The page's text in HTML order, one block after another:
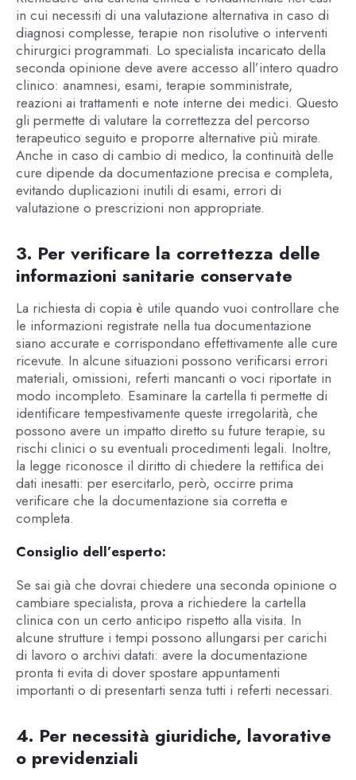
in cui necessiti di una valutazione alternativa in caso di
diagnosi complesse, terapie non risolutive o interventi
chirurgici programmati. Lo specialista incaricato della
seconda opinione deve avere accesso all’intero quadro
clinico: anamnesi, esami, terapie somministrate,
reazioni ai trattamenti e note interne dei medici. Questo
gli permette di valutare la correttezza del percorso
terapeutico seguito e proporre alternative più mirate.
Anche in caso di cambio di medico, la continuità delle
cure dipende da documentazione precisa e completa,
evitando duplicazioni inutili di esami, errori di
valutazione o prescrizioni non appropriate.
3. Per verificare la correttezza delle
informazioni sanitarie conservate
La richiesta di copia è utile quando vuoi controllare che
le informazioni registrate nella tua documentazione
siano accurate e corrispondano effettivamente alle cure
ricevute. In alcune situazioni possono verificarsi errori
materiali, omissioni, referti mancanti o voci riportate in
modo incompleto. Esaminare la cartella ti permette di
identificare tempestivamente queste irregolarità, che
possono avere un impatto diretto su future terapie, su
rischi clinici o su eventuali procedimenti legali. Inoltre,
la legge riconosce il diritto di chiedere la rettifica dei
dati inesatti: per esercitarlo, però, occirre prima
verificare che la documentazione sia corretta e
completa.
Consiglio dell’esperto:
Se sai già che dovrai chiedere una seconda opinione o
cambiare specialista, prova a richiedere la cartella
clinica con un certo anticipo rispetto alla visita. In
alcune strutture i tempi possono allungarsi per carichi
di lavoro o archivi datati: avere la documentazione
pronta ti evita di dover spostare appuntamenti
importanti o di presentarti senza tutti i referti necessari.
4. Per necessità giuridiche, lavorative
o previdenziali